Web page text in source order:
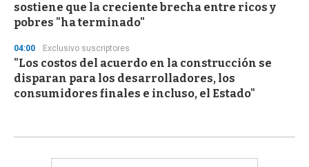
sostiene que la creciente brecha entre ricos y
pobres "ha terminado"
04:00 Exclusivo suscriptores
"Los costos del acuerdo en la construcción se
disparan para los desarrolladores, los
consumidores finales e incluso, el Estado"